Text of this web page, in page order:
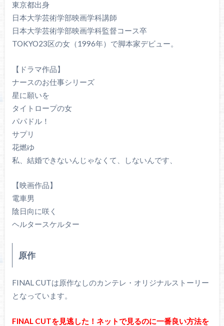
東京都出身
日本大学芸術学部映画学科講師
日本大学芸術学部映画学科監督コース卒
TOKYO23区の女（1996年）で脚本家デビュー。
【ドラマ作品】
ナースのお仕事シリーズ
星に願いを
タイトロープの女
パパドル！
サプリ
花燃ゆ
私、結婚できないんじゃなくて、しないんです、
【映画作品】
電車男
陰日向に咲く
ヘルタースケルター
原作
FINAL CUTは原作なしのカンテレ・オリジナルストーリー
となっています。
FINAL CUTを見逃した！ネットで見るのに一番良い方法を